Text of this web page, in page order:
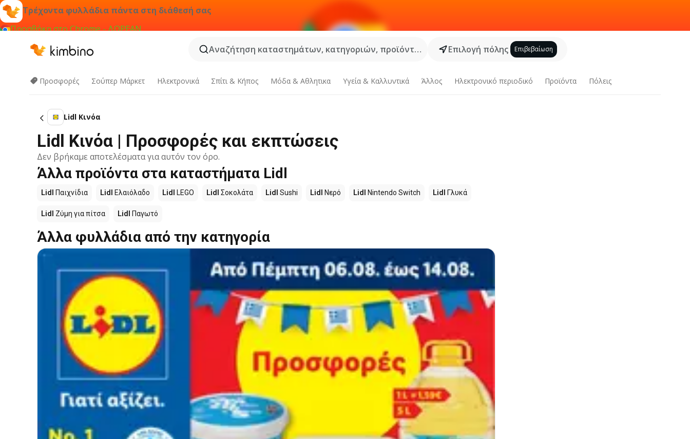
Τρέχοντα φυλλάδια πάντα στη διάθεσή σας
Προσθήκη στο Chrome - ΔΩΡΕΑΝ
Αναζήτηση καταστημάτων, κατηγοριών, προϊόντων...
Επιλογή πόλης Επιβεβαίωση
Προσφορές Σούπερ Μάρκετ Hλεκτρονικά Σπίτι & Κήπος Μόδα & Aθλητικα Υγεία & Καλλυντικά Άλλος Ηλεκτρονικό περιοδικό Προϊόντα Πόλεις
Lidl Κινόα
Lidl Κινόα | Προσφορές και εκπτώσεις
Δεν βρήκαμε αποτελέσματα για αυτόν τον όρο.
Άλλα προϊόντα στα καταστήματα Lidl
Lidl Παιχνίδια Lidl Ελαιόλαδο Lidl LEGO Lidl Σοκολάτα Lidl Sushi Lidl Νερό Lidl Nintendo Switch Lidl Γλυκά
Lidl Ζύμη για πίτσα Lidl Παγωτό
Άλλα φυλλάδια από την κατηγορία